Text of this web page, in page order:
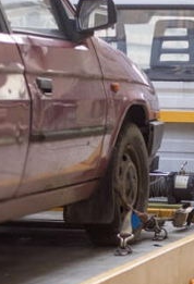
laten halen door de
Autosloperijen.nl.
in Doldersum.
een
auto
via de
op verzenden.
met de inkoop
zoals Alfa